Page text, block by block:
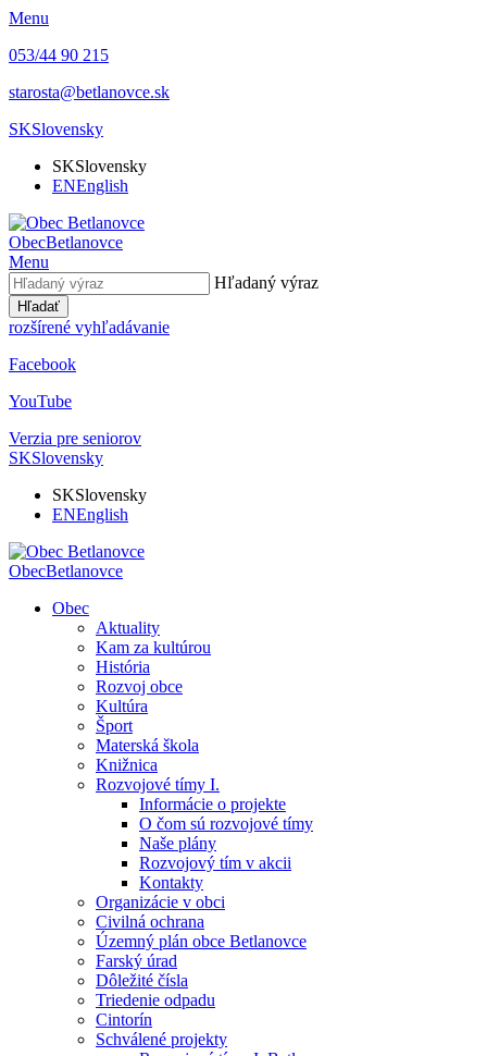
Menu
053/44 90 215
starosta@betlanovce.sk
SKSlovensky
SKSlovensky
ENEnglish
ObecBetlanovce
Menu
Hľadaný výraz
Hľadať
rozšírené vyhľadávanie
Facebook
YouTube
Verzia pre seniorov
SKSlovensky
SKSlovensky
ENEnglish
ObecBetlanovce
Obec
Aktuality
Kam za kultúrou
História
Rozvoj obce
Kultúra
Šport
Materská škola
Knižnica
Rozvojové tímy I.
Informácie o projekte
O čom sú rozvojové tímy
Naše plány
Rozvojový tím v akcii
Kontakty
Organizácie v obci
Civilná ochrana
Územný plán obce Betlanovce
Farský úrad
Dôležité čísla
Triedenie odpadu
Cintorín
Schválené projekty